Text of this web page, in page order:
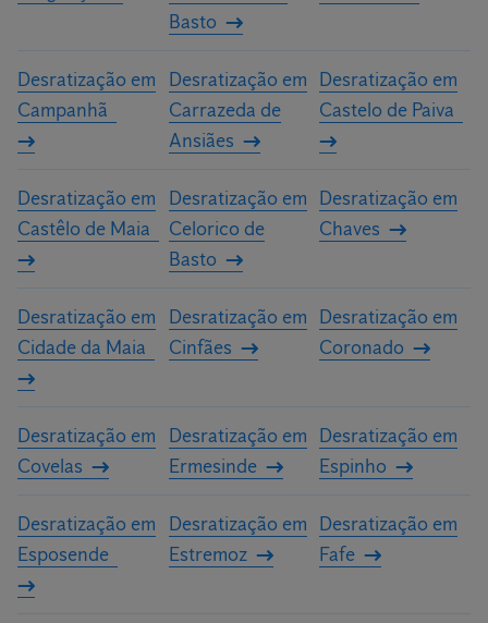
Basto
Desratização em
Campanhã
Desratização em
Carrazeda de
Ansiães
Desratização em
Castelo de Paiva
Desratização em
Castêlo de Maia
Desratização em
Celorico de
Basto
Desratização em
Chaves
Desratização em
Cidade da Maia
Desratização em
Cinfães
Desratização em
Coronado
Desratização em
Covelas
Desratização em
Ermesinde
Desratização em
Espinho
Desratização em
Esposende
Desratização em
Estremoz
Desratização em
Fafe